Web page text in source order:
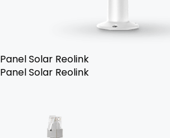
Panel Solar Reolink
Panel Solar Reolink